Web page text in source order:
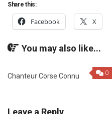
Share this:
Facebook X
You may also like...
0
Chanteur Corse Connu
Leave a Reply